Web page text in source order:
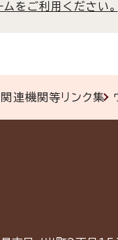
をご利用ください。
関連機関等リンク集